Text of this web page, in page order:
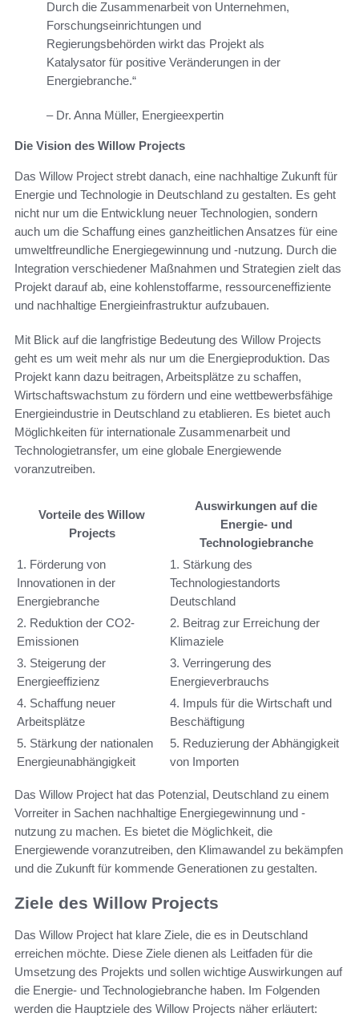
Durch die Zusammenarbeit von Unternehmen,
Forschungseinrichtungen und
Regierungsbehörden wirkt das Projekt als
Katalysator für positive Veränderungen in der
Energiebranche.“
– Dr. Anna Müller, Energieexpertin
Die Vision des Willow Projects
Das Willow Project strebt danach, eine nachhaltige Zukunft für
Energie und Technologie in Deutschland zu gestalten. Es geht
nicht nur um die Entwicklung neuer Technologien, sondern
auch um die Schaffung eines ganzheitlichen Ansatzes für eine
umweltfreundliche Energiegewinnung und -nutzung. Durch die
Integration verschiedener Maßnahmen und Strategien zielt das
Projekt darauf ab, eine kohlenstoffarme, ressourceneffiziente
und nachhaltige Energieinfrastruktur aufzubauen.
Mit Blick auf die langfristige Bedeutung des Willow Projects
geht es um weit mehr als nur um die Energieproduktion. Das
Projekt kann dazu beitragen, Arbeitsplätze zu schaffen,
Wirtschaftswachstum zu fördern und eine wettbewerbsfähige
Energieindustrie in Deutschland zu etablieren. Es bietet auch
Möglichkeiten für internationale Zusammenarbeit und
Technologietransfer, um eine globale Energiewende
voranzutreiben.
Vorteile des Willow
Projects
Auswirkungen auf die
Energie- und
Technologiebranche
1. Förderung von
Innovationen in der
Energiebranche
1. Stärkung des
Technologiestandorts
Deutschland
2. Reduktion der CO2-
Emissionen
2. Beitrag zur Erreichung der
Klimaziele
3. Steigerung der
Energieeffizienz
3. Verringerung des
Energieverbrauchs
4. Schaffung neuer
Arbeitsplätze
4. Impuls für die Wirtschaft und
Beschäftigung
5. Stärkung der nationalen
Energieunabhängigkeit
5. Reduzierung der Abhängigkeit
von Importen
Das Willow Project hat das Potenzial, Deutschland zu einem
Vorreiter in Sachen nachhaltige Energiegewinnung und -
nutzung zu machen. Es bietet die Möglichkeit, die
Energiewende voranzutreiben, den Klimawandel zu bekämpfen
und die Zukunft für kommende Generationen zu gestalten.
Ziele des Willow Projects
Das Willow Project hat klare Ziele, die es in Deutschland
erreichen möchte. Diese Ziele dienen als Leitfaden für die
Umsetzung des Projekts und sollen wichtige Auswirkungen auf
die Energie- und Technologiebranche haben. Im Folgenden
werden die Hauptziele des Willow Projects näher erläutert: